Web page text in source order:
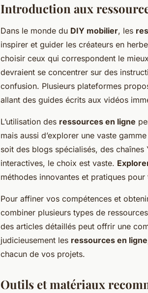
Introduction aux
Dans le monde du DIY mobilier, les
inspirer et guider les créateurs en
choisir ceux qui correspondent le
devraient se concentrer sur des
confusion. Plusieurs plateformes
allant des guides écrits aux vidéos
L’utilisation des ressources en ligne
mais aussi d’explorer une vaste
soit des blogs spécialisés, des
interactives, le choix est vaste.
méthodes innovantes et pratiques
Pour affiner vos compétences et
combiner plusieurs types de
des articles détaillés peut offrir une
judicieusement les ressources en ligne
chacun de vos projets.
Outils et matériaux